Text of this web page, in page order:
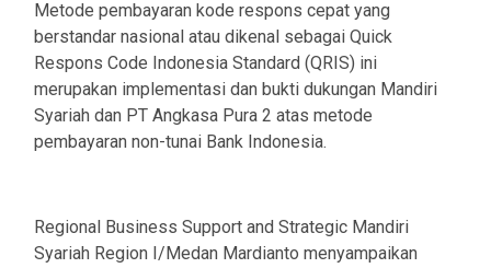
Metode pembayaran kode respons cepat yang
berstandar nasional atau dikenal sebagai Quick
Respons Code Indonesia Standard (QRIS) ini
merupakan implementasi dan bukti dukungan Mandiri
Syariah dan PT Angkasa Pura 2 atas metode
pembayaran non-tunai Bank Indonesia.
Regional Business Support and Strategic Mandiri
Syariah Region I/Medan Mardianto menyampaikan